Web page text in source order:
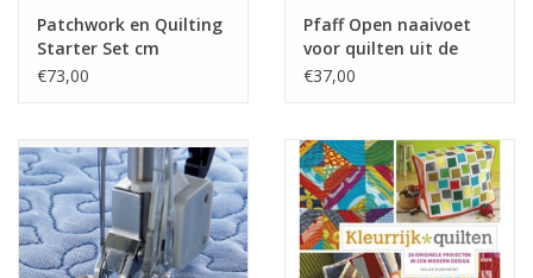
Sale / Coupons
Cadeaubonnen
Guy's blog
Patchwork en Quilting
Starter Set cm
€73,00
Pfaff Open naaivoet
voor quilten uit de
vrije hand J L
€37,00